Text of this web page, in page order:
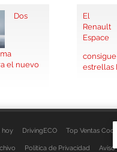
Dos
el nuevo
El
Renault
Espace
estrellas
hoy DrivingECO Top Ventas
Política de Privacidad Aviso